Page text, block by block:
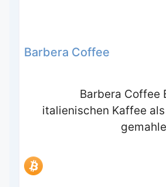
Barbera Coffee
Barbera Coffee
italienischen Kaffee